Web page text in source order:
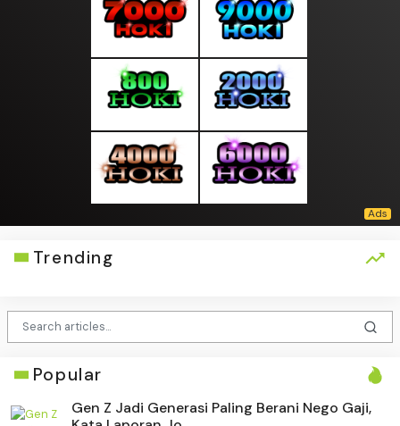
Trending
Popular
Gen Z Jadi Generasi Paling Berani Nego Gaji,